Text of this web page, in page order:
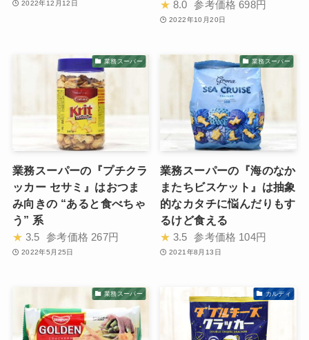
2022年12月12日 ★ 8.0 参考価格 698円
2022年10月20日
業務スーパー
業務スーパーの『プチクラ
ッカー セサミ』はおつま
み向きの “あると食べちゃ
う” 系
★ 3.5 参考価格 267円
2022年5月25日
業務スーパー
業務スーパーの『海のなか
またちビスケット』は抽象
的なカタチに悩んだりもす
るけど食える
★ 3.5 参考価格 104円
2021年8月13日
業務スーパー カルディ